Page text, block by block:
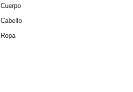
Cuerpo
Cabello
Ropa